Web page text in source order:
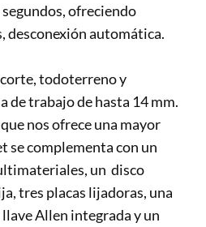
ofreciendo
desconexión automática.
todoterreno y
de trabajo de hasta 14 mm.
nos ofrece una mayor
se complementa con un
un disco
tres placas lijadoras, una
Allen integrada y un